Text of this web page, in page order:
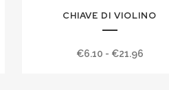
CHIAVE DI VIOLINO
€6.10 - €21.96Fascia